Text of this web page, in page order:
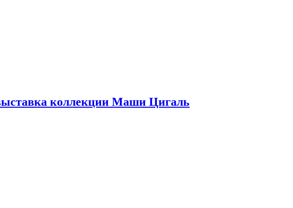
коллекции Маши Цигаль